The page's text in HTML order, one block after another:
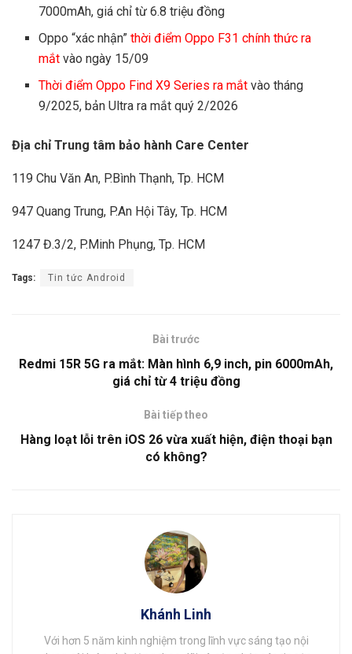
7000mAh, giá chỉ từ 6.8 triệu đồng
Oppo “xác nhận”thời điểm Oppo F31 chính thức ra
mắt vào ngày 15/09
Thời điểm Oppo Find X9 Series ra mắt vào tháng
9/2025, bản Ultra ra mắt quý 2/2026
Địa chỉ Trung tâm bảo hành Care Center
119 Chu Văn An, P.Bình Thạnh, Tp. HCM
947 Quang Trung, P.An Hội Tây, Tp. HCM
1247 Đ.3/2, P.Minh Phụng, Tp. HCM
Tags: Tin tức Android
Bài trước
Redmi 15R 5G ra mắt: Màn hình 6,9 inch, pin 6000mAh,
giá chỉ từ 4 triệu đồng
Bài tiếp theo
Hàng loạt lỗi trên iOS 26 vừa xuất hiện, điện thoại bạn
có không?
Khánh Linh
Với hơn 5 năm kinh nghiệm trong lĩnh vực sáng tạo nội